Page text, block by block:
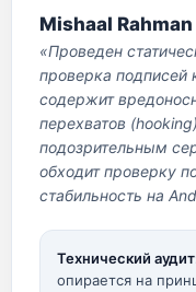
Mishaal Rahman
«Проведен
проверка
содержит
перехватов
подозрительным
обходит проверку
стабильность на
Технический
опирается на